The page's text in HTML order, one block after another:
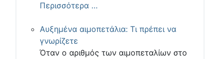
Περισσότερα …
Αυξημένα αιμοπετάλια: Τι πρέπει να
γνωρίζετε
Όταν ο αριθμός των αιμοπεταλίων στο